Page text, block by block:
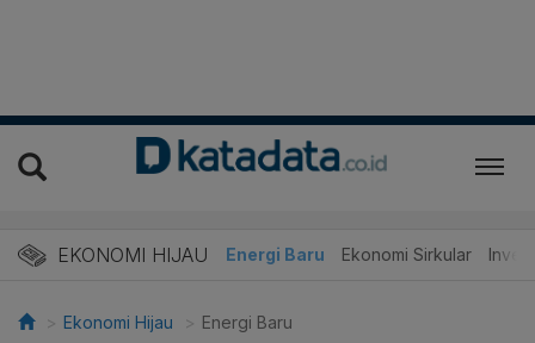
EKONOMI HIJAU Energi Baru Ekonomi Sirkular
Ekonomi Hijau Energi Baru